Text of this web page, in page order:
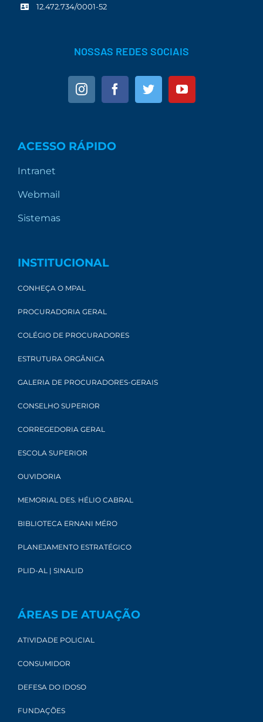
12.472.734/0001-52
NOSSAS REDES SOCIAIS
ACESSO RÁPIDO
Intranet
Webmail
Sistemas
INSTITUCIONAL
CONHEÇA O MPAL
PROCURADORIA GERAL
COLÉGIO DE PROCURADORES
ESTRUTURA ORGÂNICA
GALERIA DE PROCURADORES-GERAIS
CONSELHO SUPERIOR
CORREGEDORIA GERAL
ESCOLA SUPERIOR
OUVIDORIA
MEMORIAL DES. HÉLIO CABRAL
BIBLIOTECA ERNANI MÉRO
PLANEJAMENTO ESTRATÉGICO
PLID-AL | SINALID
ÁREAS DE ATUAÇÃO
ATIVIDADE POLICIAL
CONSUMIDOR
DEFESA DO IDOSO
FUNDAÇÕES